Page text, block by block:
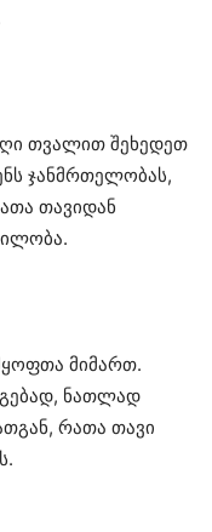
თვალით შეხედეთ
ჯანმრთელობას,
თავიდან
მიმართ.
ნათლად
რათა თავი